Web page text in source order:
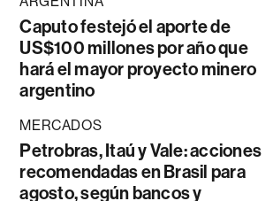
Caputo festejó el aporte de
US$100 millones por año que
hará el mayor proyecto minero
argentino
MERCADOS
Petrobras, Itaú y Vale: acciones
recomendadas en Brasil para
agosto, según bancos y